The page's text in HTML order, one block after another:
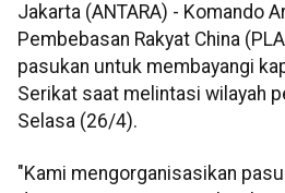
Jakarta (ANTARA) - Komando
Pembebasan Rakyat China
pasukan untuk membayangi
Serikat saat melintasi wilayah
Selasa (26/4).
"Kami mengorganisasikan